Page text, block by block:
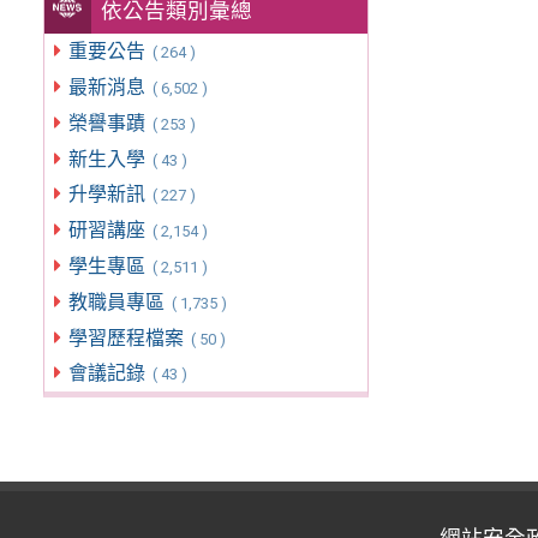
依公告類別彙總
重要公告 ( 264 )
最新消息 ( 6,502 )
榮譽事蹟 ( 253 )
新生入學 ( 43 )
升學新訊 ( 227 )
研習講座 ( 2,154 )
學生專區 ( 2,511 )
教職員專區 ( 1,735 )
學習歷程檔案 ( 50 )
會議記錄 ( 43 )